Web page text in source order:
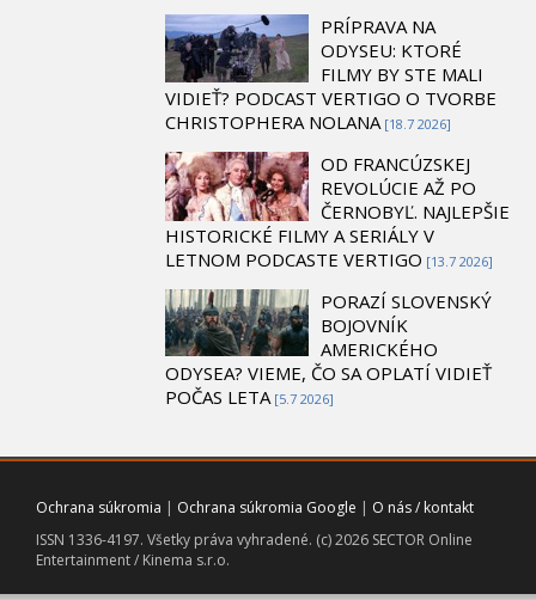
PRÍPRAVA NA
ODYSEU: KTORÉ
FILMY BY STE MALI
VIDIEŤ? PODCAST VERTIGO O TVORBE
CHRISTOPHERA NOLANA [18.7 2026]
OD FRANCÚZSKEJ
REVOLÚCIE AŽ PO
ČERNOBYĽ. NAJLEPŠIE
HISTORICKÉ FILMY A SERIÁLY V
LETNOM PODCASTE VERTIGO [13.7 2026]
PORAZÍ SLOVENSKÝ
BOJOVNÍK
AMERICKÉHO
ODYSEA? VIEME, ČO SA OPLATÍ VIDIEŤ
POČAS LETA [5.7 2026]
Ochrana súkromia | Ochrana súkromia Google | O nás / kontakt
ISSN 1336-4197. Všetky práva vyhradené. (c) 2026 SECTOR Online
Entertainment / Kinema s.r.o.